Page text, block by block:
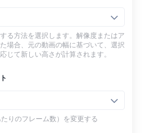
る方法を選択します。解像度またはア
場合、元の動画の幅に基づいて、選択
じて新しい高さが計算されます。
りのフレーム数）を変更する